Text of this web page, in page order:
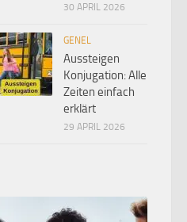
30 APRIL 2026
GENEL
Aussteigen
Konjugation: Alle
Zeiten einfach
erklärt
29 APRIL 2026